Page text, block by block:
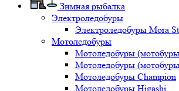
Зимная рыбалка
Электроледобуры
Электроледобуры Mora
Мотоледобуры
Мотоледобуры
Мотоледобуры
Мотоледобуры Champion
Мотоледобуры Higashi